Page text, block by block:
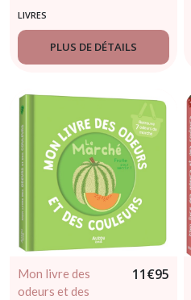
couleurs - Mes
1eres odeurs
LIVRES
PLUS DE DÉTAILS
Mon livre des
odeurs et des
11€95